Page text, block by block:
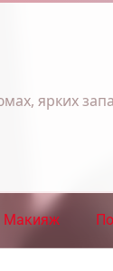
ярких
Макияж